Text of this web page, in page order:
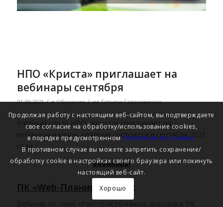
НПО «Криста» приглашает на
вебинары сентября
01.09.2021 / вОбучение / отТатьяна Герасименко
Учебный центр НПО «Криста» приглашает на
вебинары и курсы, которые состоятся в сентябре 2021
года:
Вебинары
ПК «Web-Планирование»:
Продолжая работу с настоящим веб-сайтом, вы подтверждаете
свое согласие на обработку/использование cookies,
в порядке предусмотренном Политикой по cookies.
В противном случае вы можете запретить сохранение/
обработку cookie в настройках своего браузера или покинуть
настоящий веб-сайт.
Хорошо